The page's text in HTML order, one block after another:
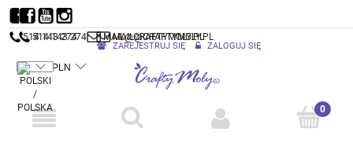
514 143 274 MAIL@CRAFTYMOLY.PL
ZAREJESTRUJ SIĘ ZALOGUJ SIĘ
514 143 274 MAIL@CRAFTYMOLY.PL